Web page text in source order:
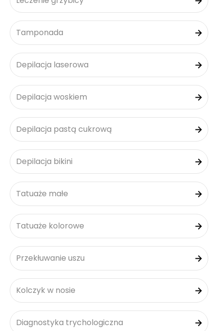
Tamponada
Depilacja laserowa
Depilacja woskiem
Depilacja pastą cukrową
Depilacja bikini
Tatuaże małe
Tatuaże kolorowe
Przekłuwanie uszu
Kolczyk w nosie
Diagnostyka trychologiczna